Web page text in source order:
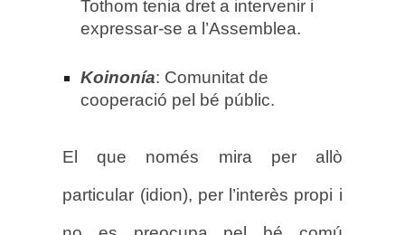
Tothom tenia dret a intervenir i
expressar-se a l’Assemblea.
Koinonía: Comunitat de
cooperació pel bé públic.
El que només mira per allò
particular (idion), per l’interès propi i